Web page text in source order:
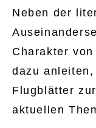
Neben der
Charakter
dazu
Flugblätter
aktuellen